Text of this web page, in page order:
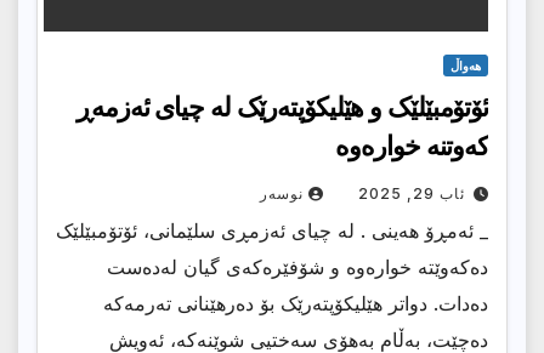
هەواڵ
ئۆتۆمبێلێک و هێلیکۆپتەرێک لە چیای ئەزمەڕ
کەوتنە خوارەوە
ئاب 29, 2025 نوسەر
_ ئەمڕۆ هەینی . لە چیای ئەزمڕی سلێمانی، ئۆتۆمبێلێک
دەکەوێتە خوارەوە و شۆفێرەکەی گیان لەدەست
دەدات. دواتر هێلیکۆپتەرێک بۆ دەرهێنانی تەرمەکە
دەچێت، بەڵام بەهۆی سەختیی شوێنەکە، ئەویش